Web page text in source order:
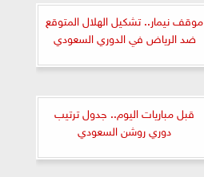
موقف نيمار.. تشكيل الهلال المتوقع
ضد الرياض في الدوري السعودي
قبل مباريات اليوم.. جدول ترتيب
دوري روشن السعودي